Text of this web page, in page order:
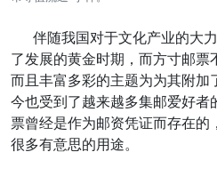
伴随我国对于文化产业的大
了发展的黄金时期，而方寸邮票
而且丰富多彩的主题为为其附加
今也受到了越来越多集邮爱好者
票曾经是作为邮资凭证而存在
很多有意思的用途。